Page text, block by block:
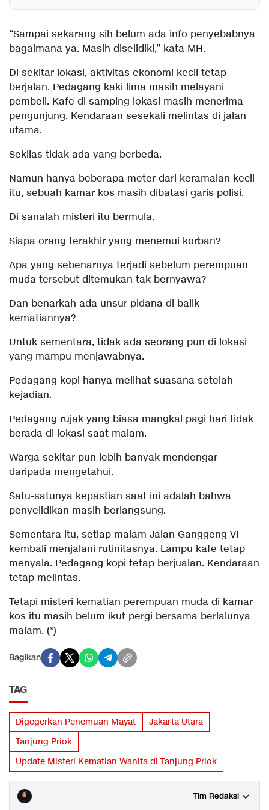
“Sampai sekarang sih belum ada info penyebabnya
bagaimana ya. Masih diselidiki,” kata MH.
Di sekitar lokasi, aktivitas ekonomi kecil tetap
berjalan. Pedagang kaki lima masih melayani
pembeli. Kafe di samping lokasi masih menerima
pengunjung. Kendaraan sesekali melintas di jalan
utama.
Sekilas tidak ada yang berbeda.
Namun hanya beberapa meter dari keramaian kecil
itu, sebuah kamar kos masih dibatasi garis polisi.
Di sanalah misteri itu bermula.
Siapa orang terakhir yang menemui korban?
Apa yang sebenarnya terjadi sebelum perempuan
muda tersebut ditemukan tak bernyawa?
Dan benarkah ada unsur pidana di balik
kematiannya?
Untuk sementara, tidak ada seorang pun di lokasi
yang mampu menjawabnya.
Pedagang kopi hanya melihat suasana setelah
kejadian.
Pedagang rujak yang biasa mangkal pagi hari tidak
berada di lokasi saat malam.
Warga sekitar pun lebih banyak mendengar
daripada mengetahui.
Satu-satunya kepastian saat ini adalah bahwa
penyelidikan masih berlangsung.
Sementara itu, setiap malam Jalan Ganggeng VI
kembali menjalani rutinitasnya. Lampu kafe tetap
menyala. Pedagang kopi tetap berjualan. Kendaraan
tetap melintas.
Tetapi misteri kematian perempuan muda di kamar
kos itu masih belum ikut pergi bersama berlalunya
malam. (*)
Bagikan
TAG
Digegerkan Penemuan Mayat
Jakarta Utara
Tanjung Priok
Update Misteri Kematian Wanita di Tanjung Priok
Tim Redaksi